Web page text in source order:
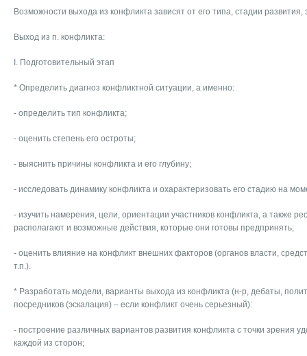
Возможности выхода из конфликта зависят от его типа, стадии
Выход из п. конфликта:
I. Подготовительный этап
* Определить диагноз конфликтной ситуации, а именно:
- определить тип конфликта;
- оценить степень его остроты;
- выяснить причины конфликта и его глубину;
- исследовать динамику конфликта и охарактеризовать его стадию на
- изучить намерения, цели, ориентации участников конфликта, а также
располагают и возможные действия, которые они готовы предпринять;
- оценить влияние на конфликт внешних факторов (органов власти,
т.п.).
* Разработать модели, варианты выхода из конфликта (н-р, дебаты,
посредников (эскалация) – если конфликт очень серьезный):
- построение различных вариантов развития конфликта с точки зрения
каждой из сторон;